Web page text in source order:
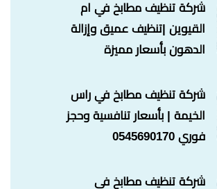
شركة تنظيف مطابخ في ام
القيوين |تنظيف عميق وإزالة
الدهون بأسعار مميزة
شركة تنظيف مطابخ في راس
الخيمة | بأسعار تنافسية وحجز
فوري 0545690170
شركة تنظيف مطابخ في